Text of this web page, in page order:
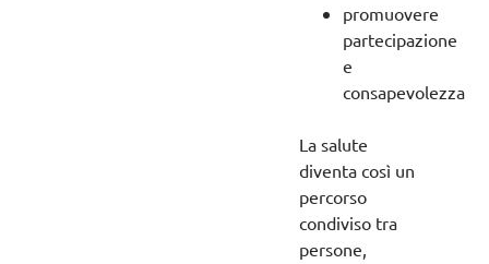
promuovere
partecipazione
e
consapevolezza
La salute
diventa così un
percorso
condiviso tra
persone,